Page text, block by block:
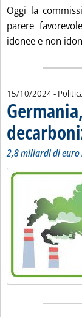
Oggi la
parere
idonee e non
15/10/2024-
2,8 miliardi di euro